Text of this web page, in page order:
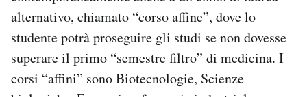
alternativo, chiamato “corso affine”, dove lo
studente potrà proseguire gli studi se non dovesse
superare il primo “semestre filtro” di medicina. I
corsi “affini” sono Biotecnologie, Scienze